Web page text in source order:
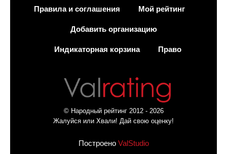
Правила и соглашения Мой рейтинг
Добавить организацию
Индикаторная корзина Право
© Народный рейтинг 2012 - 2026
Жалуйся или Хвали! Дай свою оценку!
Построено ValStudio